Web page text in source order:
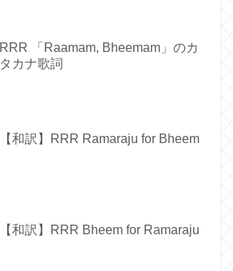
RRR 「Raamam, Bheemam」のカ
タカナ歌詞
【和訳】RRR Ramaraju for Bheem
【和訳】RRR Bheem for Ramaraju